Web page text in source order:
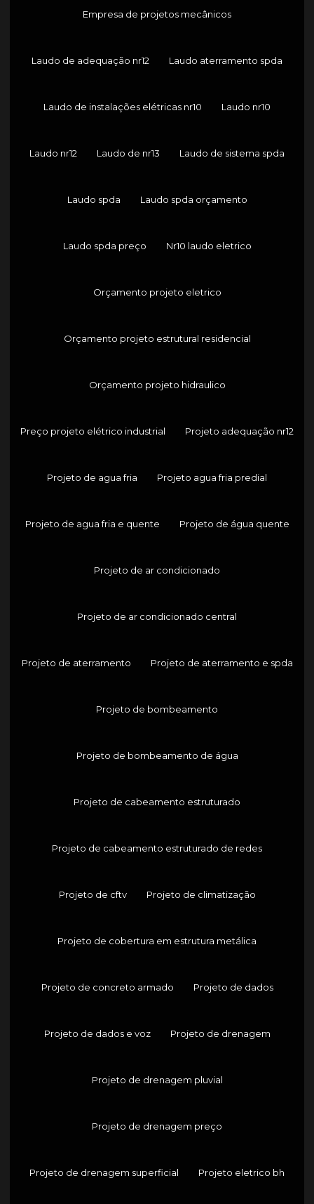
Empresa de projetos mecânicos
Laudo de adequação nr12 Laudo aterramento spda
Laudo de instalações elétricas nr10 Laudo nr10
Laudo nr12 Laudo de nr13 Laudo de sistema spda
Laudo spda Laudo spda orçamento
Laudo spda preço Nr10 laudo eletrico
Orçamento projeto eletrico
Orçamento projeto estrutural residencial
Orçamento projeto hidraulico
Preço projeto elétrico industrial Projeto adequação nr12
Projeto de agua fria Projeto agua fria predial
Projeto de agua fria e quente Projeto de água quente
Projeto de ar condicionado
Projeto de ar condicionado central
Projeto de aterramento Projeto de aterramento e spda
Projeto de bombeamento
Projeto de bombeamento de água
Projeto de cabeamento estruturado
Projeto de cabeamento estruturado de redes
Projeto de cftv Projeto de climatização
Projeto de cobertura em estrutura metálica
Projeto de concreto armado Projeto de dados
Projeto de dados e voz Projeto de drenagem
Projeto de drenagem pluvial
Projeto de drenagem preço
Projeto de drenagem superficial Projeto eletrico bh